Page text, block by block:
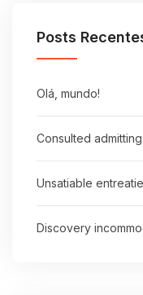
Posts
Olá, mundo!
Consulted
Unsatiable
Discovery